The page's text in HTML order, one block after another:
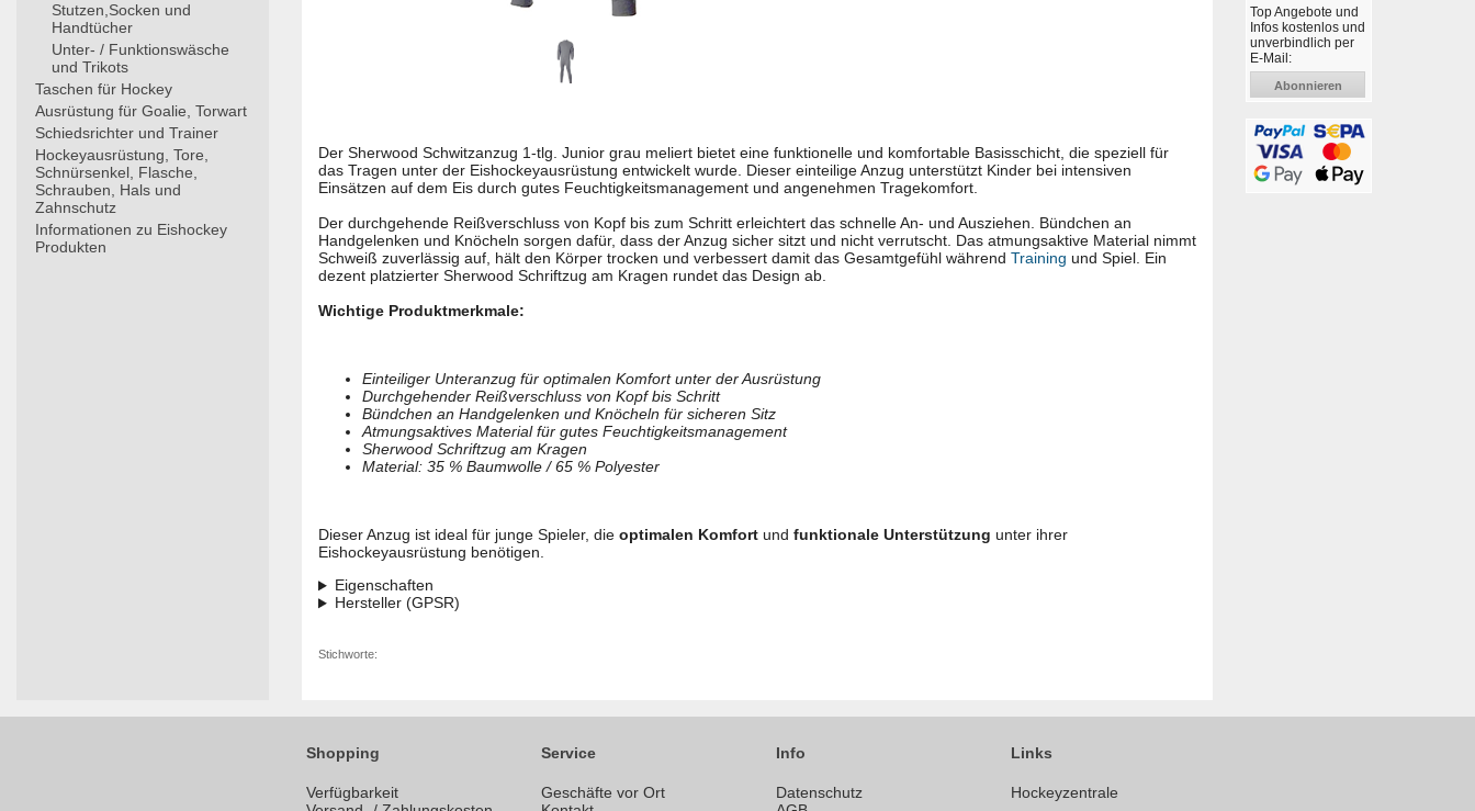
Stutzen,Socken und
Handtücher
Unter- / Funktionswäsche
und Trikots
Taschen für Hockey
Ausrüstung für Goalie, Torwart
Schiedsrichter und Trainer
Hockeyausrüstung, Tore,
Schnürsenkel, Flasche,
Schrauben, Hals und
Zahnschutz
Informationen zu Eishockey
Produkten
Der Sherwood Schwitzanzug 1-tlg. Junior grau meliert bietet eine funktionelle und komfortable Basisschicht, die speziell für
das Tragen unter der Eishockeyausrüstung entwickelt wurde. Dieser einteilige Anzug unterstützt Kinder bei intensiven
Einsätzen auf dem Eis durch gutes Feuchtigkeitsmanagement und angenehmen Tragekomfort.
Der durchgehende Reißverschluss von Kopf bis zum Schritt erleichtert das schnelle An- und Ausziehen. Bündchen an
Handgelenken und Knöcheln sorgen dafür, dass der Anzug sicher sitzt und nicht verrutscht. Das atmungsaktive Material nimmt
Schweiß zuverlässig auf, hält den Körper trocken und verbessert damit das Gesamtgefühl während Training und Spiel. Ein
dezent platzierter Sherwood Schriftzug am Kragen rundet das Design ab.
Wichtige Produktmerkmale:
Einteiliger Unteranzug für optimalen Komfort unter der Ausrüstung
Durchgehender Reißverschluss von Kopf bis Schritt
Bündchen an Handgelenken und Knöcheln für sicheren Sitz
Atmungsaktives Material für gutes Feuchtigkeitsmanagement
Sherwood Schriftzug am Kragen
Material: 35 % Baumwolle / 65 % Polyester
Dieser Anzug ist ideal für junge Spieler, die optimalen Komfort und funktionale Unterstützung unter ihrer
Eishockeyausrüstung benötigen.
Eigenschaften
Hersteller (GPSR)
Stichworte:
Top Angebote und
Infos kostenlos und
unverbindlich per
E-Mail:
Abonnieren
Shopping
Verfügbarkeit
Service
Geschäfte vor Ort
Info
Datenschutz
Links
Hockeyzentrale